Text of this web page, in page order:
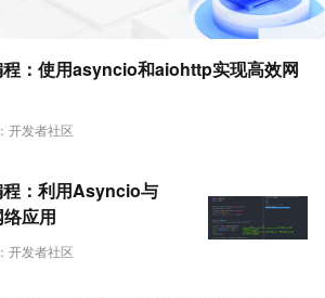
开发者社区
：使用asyncio和aiohttp实现高效网
开发者社区
：利用Asyncio与
应用